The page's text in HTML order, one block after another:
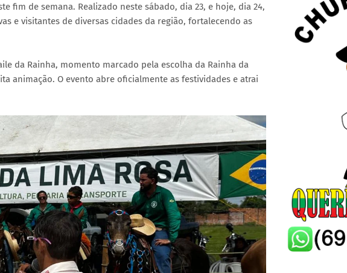
fim de semana. Realizado neste sábado, dia 23, e hoje, dia 24,
e visitantes de diversas cidades da região, fortalecendo as
da Rainha, momento marcado pela escolha da Rainha da
animação. O evento abre oficialmente as festividades e atrai